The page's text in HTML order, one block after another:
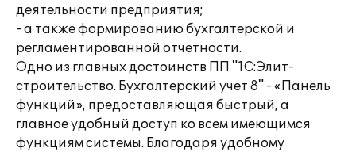
деятельности предприятия;
- а также формированию бухгалтерской и
регламентированной отчетности.
Одно из главных достоинств ПП "1С:Элит-
строительство. Бухгалтерский учет 8" - «Панель
функций», предоставляющая быстрый, а
главное удобный доступ ко всем имеющимся
функциям системы. Благодаря удобному